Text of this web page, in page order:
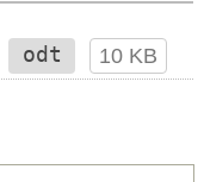
odt 10 KB